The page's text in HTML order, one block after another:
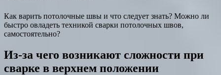
Как варить потолочные швы и что следует знать? Можно ли
быстро овладеть техникой сварки потолочных швов,
самостоятельно?
Из-за чего возникают сложности при
сварке в верхнем положении